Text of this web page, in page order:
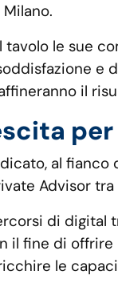
le sue
e
il
per
al fianco
Advisor tra
di digital
il fine di
le